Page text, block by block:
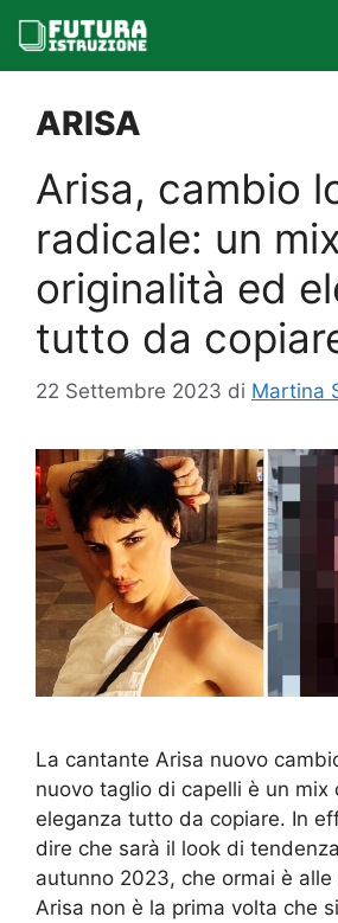
contenuto
ARISA
Arisa, cambio
radicale: un
originalità ed
tutto da
22 Settembre 2023 di Martina
La cantante Arisa nuovo
nuovo taglio di capelli è un mix
eleganza tutto da copiare. In
dire che sarà il look di
autunno 2023, che ormai è
Arisa non è la prima volta che